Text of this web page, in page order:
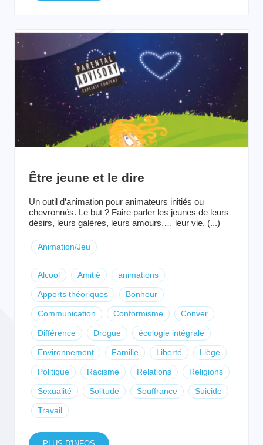
Être jeune et le dire
Un outil d’animation pour animateurs initiés ou
chevronnés. Le but ? Faire parler les jeunes de leurs
désirs, leurs galères, leurs amours,… leur vie, (...)
Animation/Jeu
Alcool Amitié animations
Apports théoriques Bonheur
Communication Conformisme Conver
Différence Drogue écologie intégrale
Environnement Famille Liberté Liège
Politique Racisme Relations Religions
Sexualité Solitude Souffrance Suicide
Travail